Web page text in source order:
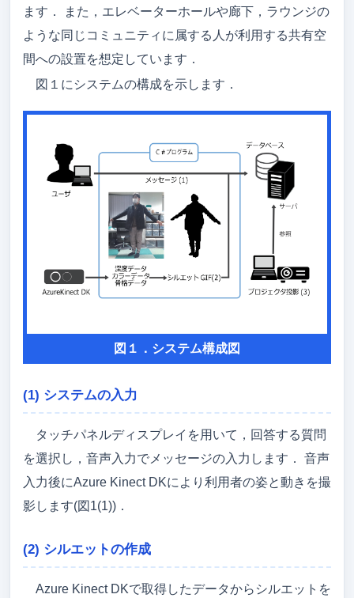
ます． また，エレベーターホールや廊下，ラウンジの
ような同じコミュニティに属する人が利用する共有空
間への設置を想定しています．
図１にシステムの構成を示します．
図１．システム構成図
(1) システムの入力
タッチパネルディスプレイを用いて，回答する質問
を選択し，音声入力でメッセージの入力します． 音声
入力後にAzure Kinect DKにより利用者の姿と動きを撮
影します(図1(1))．
(2) シルエットの作成
Azure Kinect DKで取得したデータからシルエットを